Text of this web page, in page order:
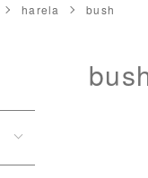
harela bush